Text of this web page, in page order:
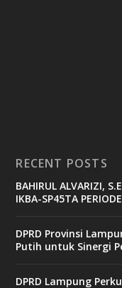
RECENT POSTS
BAHIRUL ALVARIZI,
IKBA-SP45TA
DPRD Provinsi
Putih untuk Sinergi
DPRD Lampung